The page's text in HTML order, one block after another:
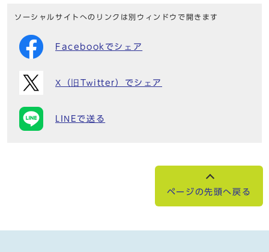
ソーシャルサイトへのリンクは別ウィンドウで開きます
Facebookでシェア
X（旧Twitter）でシェア
LINEで送る
ページの先頭へ戻る